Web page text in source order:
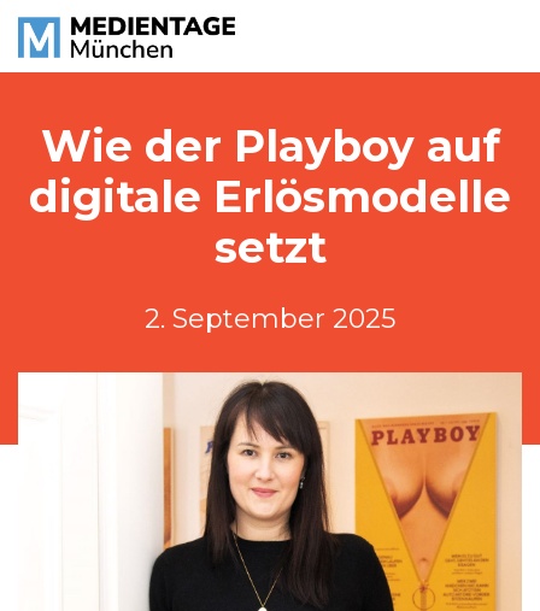
Wie der Playboy auf
digitale Erlösmodelle
setzt
2. September 2025